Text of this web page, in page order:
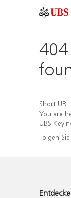
404
Short URL:
You are
UBS
Folgen